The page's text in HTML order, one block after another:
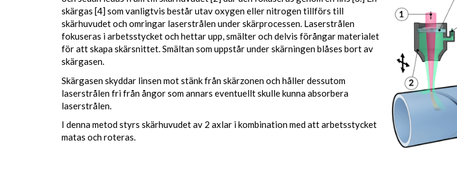
skärgas [4] som vanligtvis består utav oxygen eller nitrogen tillförs till
skärhuvudet och omringar laserstrålen under skärprocessen. Laserstrålen
fokuseras i arbetsstycket och hettar upp, smälter och delvis förångar materialet
för att skapa skärsnittet. Smältan som uppstår under skärningen blåses bort av
skärgasen.
Skärgasen skyddar linsen mot stänk från skärzonen och håller dessutom
laserstrålen fri från ångor som annars eventuellt skulle kunna absorbera
laserstrålen.
I denna metod styrs skärhuvudet av 2 axlar i kombination med att arbetsstycket
matas och roteras.